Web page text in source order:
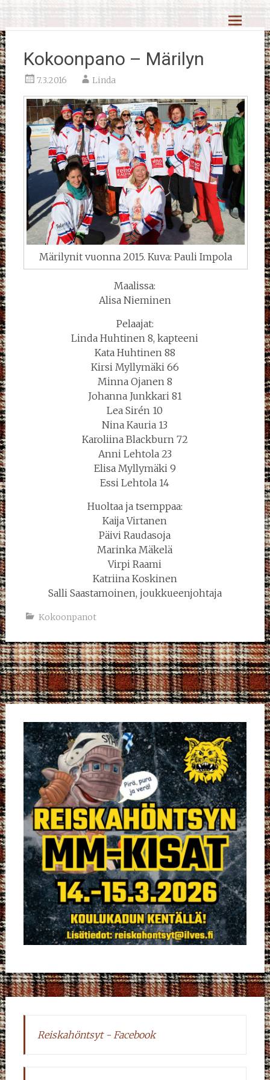
content
Kokoonpano – Märilyn
7.3.2016 Linda
Märilynit vuonna 2015. Kuva: Pauli Impola
Maalissa:
Alisa Nieminen
Pelaajat:
Linda Huhtinen 8, kapteeni
Kata Huhtinen 88
Kirsi Myllymäki 66
Minna Ojanen 8
Johanna Junkkari 81
Lea Sirén 10
Nina Kauria 13
Karoliina Blackburn 72
Anni Lehtola 23
Elisa Myllymäki 9
Essi Lehtola 14
Huoltaa ja tsemppaa:
Kaija Virtanen
Päivi Raudasoja
Marinka Mäkelä
Virpi Raami
Katriina Koskinen
Salli Saastamoinen, joukkueenjohtaja
Kokoonpanot
Post
navigation
←Kokoonpano –
Kohottaret
Kokoonpano –
Linkosuon Kahvila Oy→
Reiskahöntsyt - Facebook